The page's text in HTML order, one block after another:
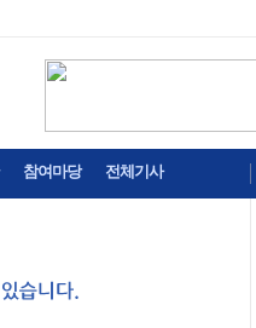
참여마당 전체기사